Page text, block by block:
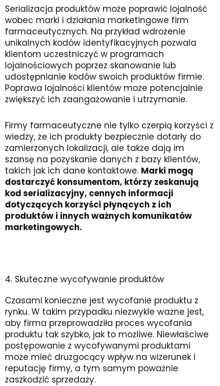
Serializacja produktów może poprawić lojalność
wobec marki i działania marketingowe firm
farmaceutycznych. Na przykład wdrożenie
unikalnych kodów identyfikacyjnych pozwala
klientom uczestniczyć w programach
lojalnościowych poprzez skanowanie lub
udostępnianie kodów swoich produktów firmie.
Poprawa lojalności klientów może potencjalnie
zwiększyć ich zaangażowanie i utrzymanie.
Firmy farmaceutyczne nie tylko czerpią korzyści z
wiedzy, że ich produkty bezpiecznie dotarły do
zamierzonych lokalizacji, ale także dają im
szansę na pozyskanie danych z bazy klientów,
takich jak ich dane kontaktowe. Marki mogą
dostarczyć konsumentom, którzy zeskanują
kod serializacyjny, cennych informacji
dotyczących korzyści płynących z ich
produktów i innych ważnych komunikatów
marketingowych.
4. Skuteczne wycofywanie produktów
Czasami konieczne jest wycofanie produktu z
rynku. W takim przypadku niezwykle ważne jest,
aby firma przeprowadziła proces wycofania
produktu tak szybko, jak to możliwe. Niewłaściwe
postępowanie z wycofywanymi produktami
może mieć druzgocący wpływ na wizerunek i
reputację firmy, a tym samym poważnie
zaszkodzić sprzedaży.